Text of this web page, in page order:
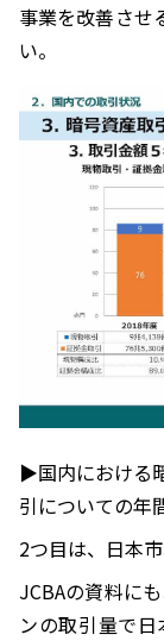
事業を改善させ
い。
▶︎国内における
引についての年
2つ目は、日本
JCBAの資料に
ンの取引量で